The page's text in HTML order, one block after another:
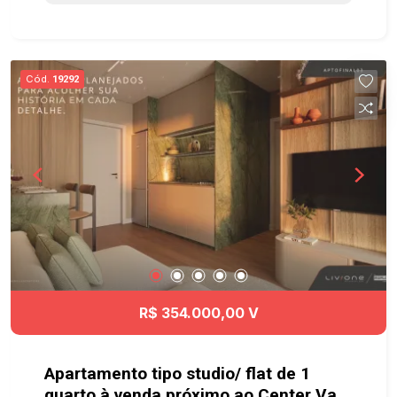
Localizado no novo e mais valorizado lado de
Caçapava, o Santa Monica tem fácil acesso à
Dutra e a Rodovia Carvalho Pinto, além de ficar
próximo à clínica médica, supermercado e posto
de gasolina. Ainda, conta com um Mall com 7
lojas para sua comodidade. Agende já sua visita!!
#imobiliaria #geraçãoimóveis #terrenovenda
#terrenovendaCaçapava #Caçapava
Cód. 19292
R$ 354.000,00 V
Apartamento tipo studio/ flat de 1